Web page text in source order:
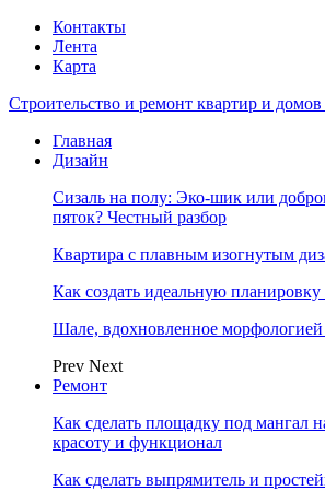
Контакты
Лента
Карта
Строительство и ремонт квартир и
Главная
Дизайн
Сизаль на полу: Эко-шик или
пяток? Честный разбор
Квартира с плавным изогнутым
Как создать идеальную
Шале, вдохновленное морфологией
Prev Next
Ремонт
Как сделать площадку под мангал
красоту и функционал
Как сделать выпрямитель и